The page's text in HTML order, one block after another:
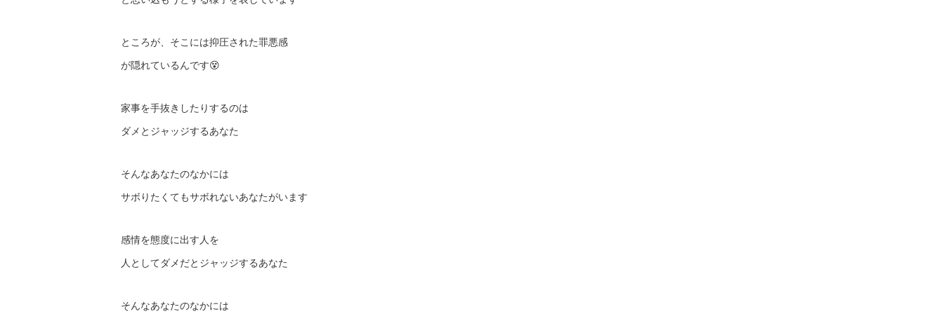
ところが、そこには抑圧された罪悪感
が隠れているんです😵
家事を手抜きしたりするのは
ダメとジャッジするあなた
そんなあなたのなかには
サボりたくてもサボれないあなたがいます
感情を態度に出す人を
人としてダメだとジャッジするあなた
そんなあなたのなかには